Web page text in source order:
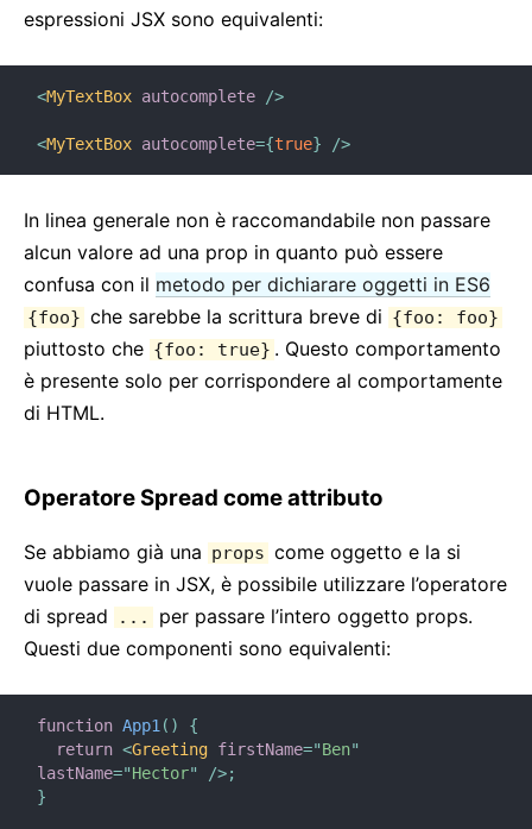
espressioni JSX sono equivalenti:
<MyTextBox autocomplete />
<MyTextBox autocomplete={true} />
In linea generale non è raccomandabile non passare
alcun valore ad una prop in quanto può essere
confusa con il metodo per dichiarare oggetti in ES6
{foo} che sarebbe la scrittura breve di {foo: foo}
piuttosto che {foo: true} . Questo comportamento
è presente solo per corrispondere al comportamente
di HTML.
Operatore Spread come attributo
Se abbiamo già una props come oggetto e la si
vuole passare in JSX, è possibile utilizzare l’operatore
di spread
...
per passare l’intero oggetto props.
Questi due componenti sono equivalenti:
function App1 ( )
{
return <Greeting firstName="Ben"
lastName="Hector" />;
}